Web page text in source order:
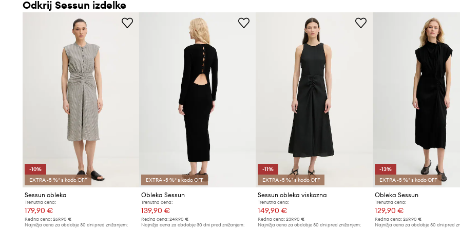
Odkrij Sessun izdelke
-10%
EXTRA -5 %* s kodo OFF
Sessun obleka
Trenutna cena:
179,90 €
Redna cena: 269,90 €
Najnižja cena za obdobje 30 dni pred znižanjem:
EXTRA -5 %* s kodo OFF
Obleka Sessun
Trenutna cena:
139,90 €
Redna cena:249,90 €
Najnižja cena za obdobje 30 dni pred znižanjem:
-11%
EXTRA -5 %* s kodo OFF
Sessun obleka viskozna
Trenutna cena:
149,90 €
Redna cena: 239,90 €
Najnižja cena za obdobje 30 dni pred znižanjem:
-13%
EXTRA -5 %* s kodo OFF
Obleka Sessun
Trenutna cena:
129,90 €
Redna cena: 269,90 €
Najnižja cena za obdobje 30 dni pred